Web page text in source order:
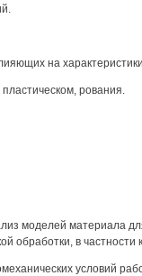
на
пластическом, рования.
моделей материала
обработки, в частности
условий